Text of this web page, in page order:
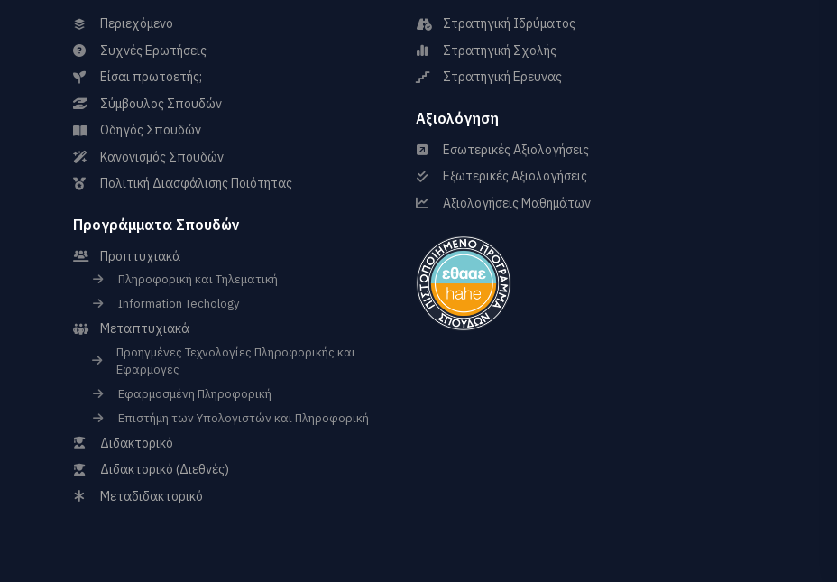
Περιεχόμενο
Συχνές Ερωτήσεις
Είσαι πρωτοετής;
Σύμβουλος Σπουδών
Οδηγός Σπουδών
Κανονισμός Σπουδών
Πολιτική Διασφάλισης Ποιότητας
Προγράμματα Σπουδών
Προπτυχιακά
Πληροφορική και Τηλεματική
Information Techology
Μεταπτυχιακά
Προηγμένες Τεχνολογίες Πληροφορικής και
Εφαρμογές
Εφαρμοσμένη Πληροφορική
Επιστήμη των Υπολογιστών και Πληροφορική
Διδακτορικό
Διδακτορικό (Διεθνές)
Μεταδιδακτορικό
Στρατηγική Ιδρύματος
Στρατηγική Σχολής
Στρατηγική Ερευνας
Αξιολόγηση
Εσωτερικές Αξιολογήσεις
Εξωτερικές Αξιολογήσεις
Αξιολογήσεις Μαθημάτων